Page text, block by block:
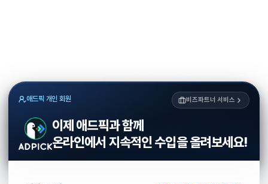
애드픽 개인 회원 비즈파트너 서비스
이제 애드픽과 함께
온라인에서 지속적인 수입을 올려보세요!